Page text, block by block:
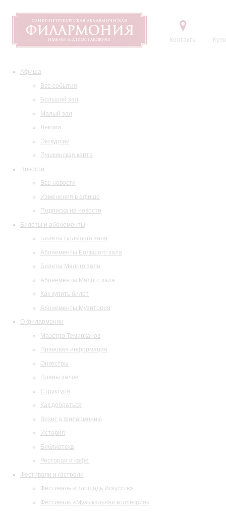
Контакты
Афиша
Все события
Большой зал
Малый зал
Лекции
Экскурсии
Пушкинская карта
Новости
Все новости
Изменения в афише
Подписка на новости
Билеты и абонементы
Билеты Большого зала
Абонементы Большого зала
Билеты Малого зала
Абонементы Малого зала
Как купить билет
Абонементы Музитория
О филармонии
Маэстро Темирканов
Правовая информация
Оркестры
Планы залов
Структура
Как добраться
Визит в филармонию
История
Библиотека
Ресторан и кафе
Фестивали и гастроли
Фестиваль «Площадь Искусств»
Фестиваль «Музыкальная коллекция»